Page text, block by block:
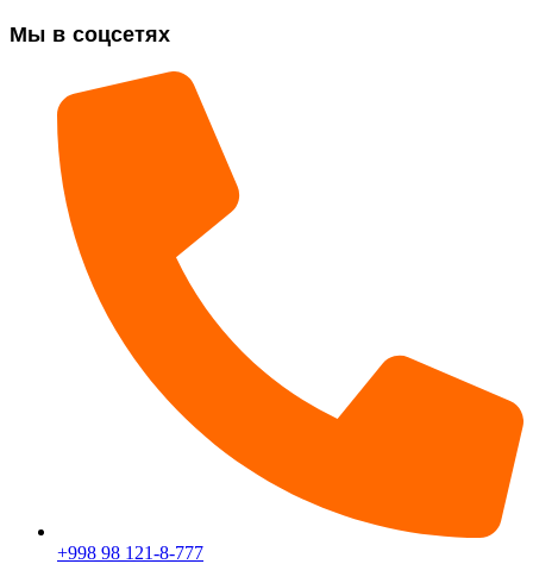
Мы в соцсетях
+998 98 121-8-777